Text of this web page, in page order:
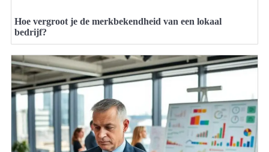
Hoe vergroot je de merkbekendheid van een lokaal
bedrijf?